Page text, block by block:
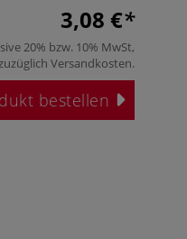
3,08 €
20% bzw. 10% MwSt,
Versandkosten.
bestellen